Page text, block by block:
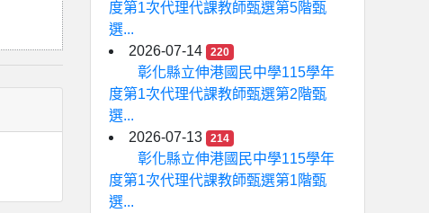
度第1次代理代課教師甄選第5階甄
選...
2026-07-14
220
彰化縣立伸港國民中學115學年
度第1次代理代課教師甄選第2階甄
選...
2026-07-13
214
彰化縣立伸港國民中學115學年
度第1次代理代課教師甄選第1階甄
選...